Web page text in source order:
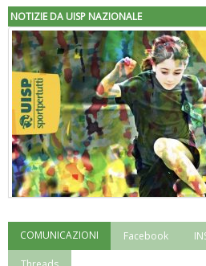
NOTIZIE DA UISP NAZIONALE
"Superare gli ostacoli": la relazione di
COMUNICAZIONI Facebook